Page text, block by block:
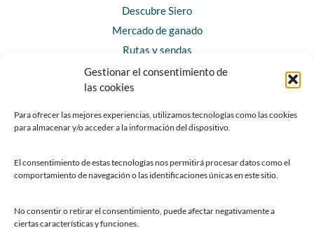
Gestionar el consentimiento de
las cookies
Para ofrecer las mejores experiencias, utilizamos tecnologías como las cookies
para almacenar y/o acceder a la información del dispositivo.
El consentimiento de estas tecnologías nos permitirá procesar datos como el
comportamiento de navegación o las identificaciones únicas en este sitio.
No consentir o retirar el consentimiento, puede afectar negativamente a
ciertas características y funciones.
Descubre Siero
Mercado de ganado
Rutas y sendas
Horarios y contacto
Teléfonos de interés
Chatbot Siero
SEDES ELECTRÓNICAS
Sede del Ayuntamiento de Siero